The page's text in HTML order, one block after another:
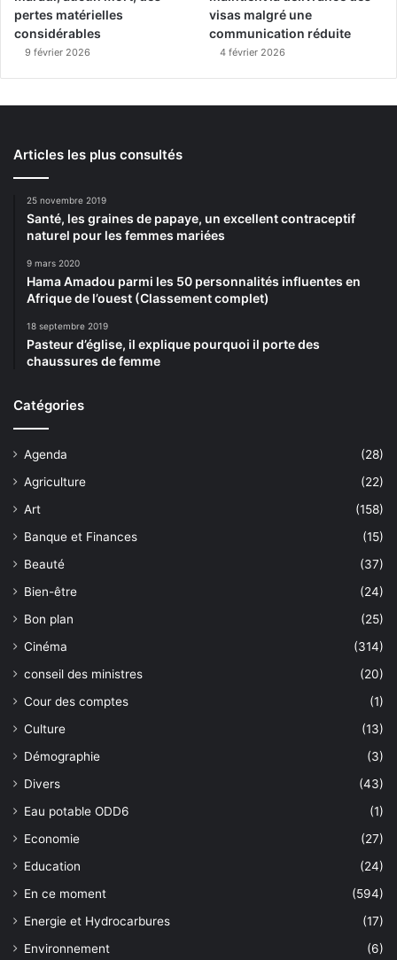
pertes matérielles
considérables
9 février 2026
visas malgré une
communication réduite
4 février 2026
Articles les plus consultés
25 novembre 2019
Santé, les graines de papaye, un excellent contraceptif
naturel pour les femmes mariées
9 mars 2020
Hama Amadou parmi les 50 personnalités influentes en
Afrique de l’ouest (Classement complet)
18 septembre 2019
Pasteur d’église, il explique pourquoi il porte des
chaussures de femme
Catégories
Agenda
(28)
Agriculture
(22)
Art
(158)
Banque et Finances
(15)
Beauté
(37)
Bien-être
(24)
Bon plan
(25)
Cinéma
(314)
conseil des ministres
(20)
Cour des comptes
(1)
Culture
(13)
Démographie
(3)
Divers
(43)
Eau potable ODD6
(1)
Economie
(27)
Education
(24)
En ce moment
(594)
Energie et Hydrocarbures
(17)
Environnement
(6)